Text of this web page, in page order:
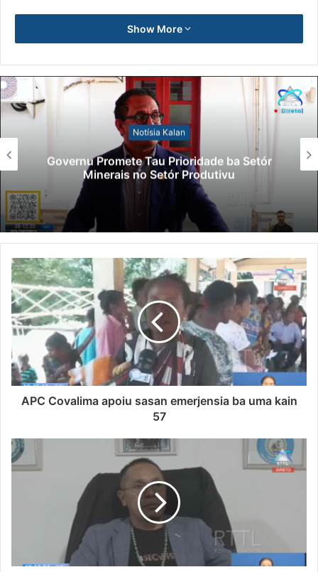
Show More
Notísia Kalan
Governu Promete Tau Prioridade ba Setór
Minerais no Setór Produtivu
APC Covalima apoiu sasan emerjensia ba uma kain
57